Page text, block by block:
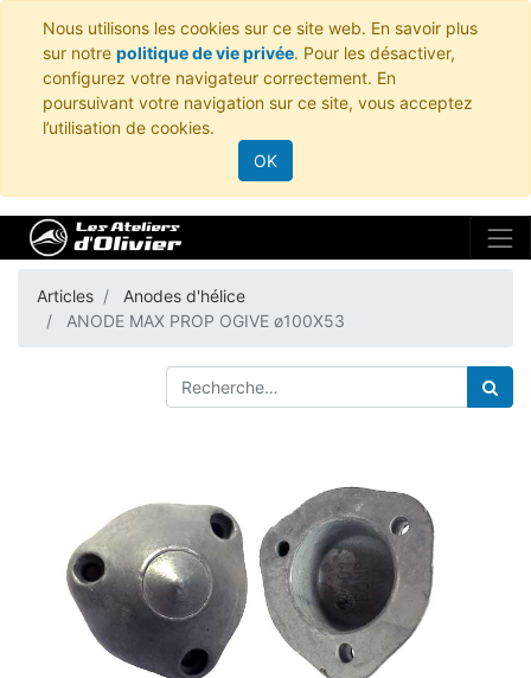
Nous utilisons les cookies sur ce site web. En savoir plus
sur notre politique de vie privée. Pour les désactiver,
configurez votre navigateur correctement. En
poursuivant votre navigation sur ce site, vous acceptez
l’utilisation de cookies.
OK
Articles
Anodes d'hélice
ANODE MAX PROP OGIVE ø100X53